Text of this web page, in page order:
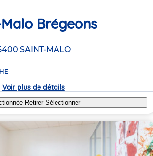
Brégeons
SAINT-MALO
Voir plus de détails
RetirerSélectionner